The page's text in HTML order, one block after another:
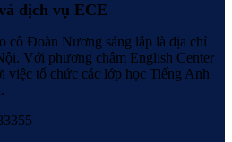
dịch vụ ECE
cô Đoàn Nương sáng lập là địa chỉ
Với phương châm English Center
việc tổ chức các lớp học Tiếng Anh